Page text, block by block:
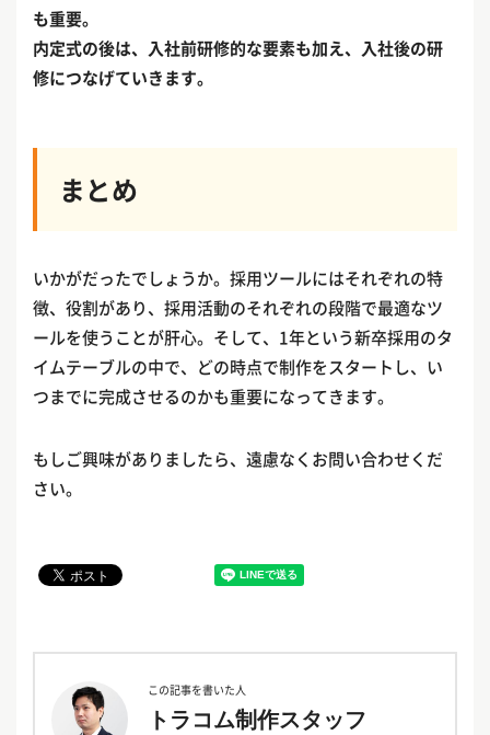
も重要。
内定式の後は、入社前研修的な要素も加え、入社後の研
修につなげていきます。
まとめ
いかがだったでしょうか。採用ツールにはそれぞれの特
徴、役割があり、採用活動のそれぞれの段階で最適なツ
ールを使うことが肝心。そして、1年という新卒採用のタ
イムテーブルの中で、どの時点で制作をスタートし、い
つまでに完成させるのかも重要になってきます。
もしご興味がありましたら、遠慮なくお問い合わせくだ
さい。
この記事を書いた人
トラコム制作スタッフ